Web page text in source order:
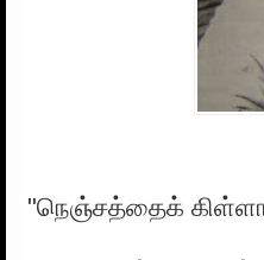
"நெஞ்சத்தைக்